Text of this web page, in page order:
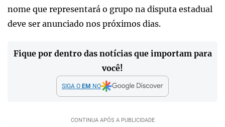
nome que representará o grupo na disputa estadual
deve ser anunciado nos próximos dias.
Fique por dentro das notícias que importam para
você!
SIGA O EM NO